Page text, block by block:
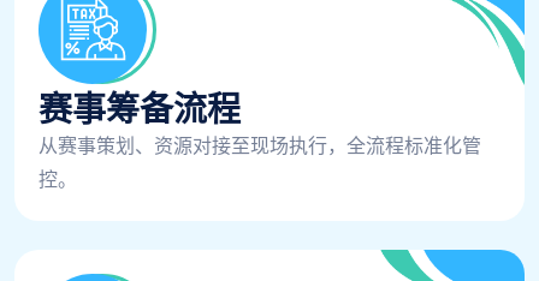
赛事筹备流程
从赛事策划、资源对接至现场执行，全流程标准化管
控。